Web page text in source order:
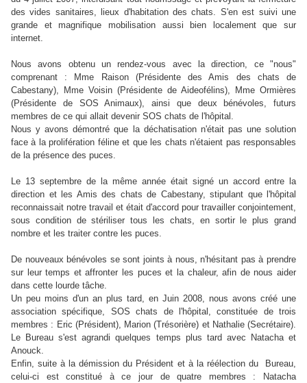
des vides sanitaires, lieux d'habitation des chats. S'en est suivi une
grande et magnifique mobilisation aussi bien localement que sur
internet.
Nous avons obtenu un rendez-vous avec la direction, ce "nous"
comprenant : Mme Raison (Présidente des Amis des chats de
Cabestany), Mme Voisin (Présidente de Aideofélins), Mme Ormières
(Présidente de SOS Animaux), ainsi que deux bénévoles, futurs
membres de ce qui allait devenir SOS chats de l'hôpital.
Nous y avons démontré que la déchatisation n'était pas une solution
face à la prolifération féline et que les chats n'étaient pas responsables
de la présence des puces.
Le 13 septembre de la même année était signé un accord entre la
direction et les Amis des chats de Cabestany, stipulant que l'hôpital
reconnaissait notre travail et était d'accord pour travailler conjointement,
sous condition de stériliser tous les chats, en sortir le plus grand
nombre et les traiter contre les puces.
De nouveaux bénévoles se sont joints à nous, n'hésitant pas à prendre
sur leur temps et affronter les puces et la chaleur, afin de nous aider
dans cette lourde tâche.
Un peu moins d'un an plus tard, en Juin 2008, nous avons créé une
association spécifique, SOS chats de l'hôpital, constituée de trois
membres : Eric (Président), Marion (Trésorière) et Nathalie (Secrétaire).
Le Bureau s'est agrandi quelques temps plus tard avec Natacha et
Anouck.
Enfin, suite à la démission du Président et à la réélection du Bureau,
celui-ci est constitué à ce jour de quatre membres : Natacha